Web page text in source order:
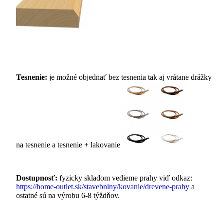
Tesnenie: je možné objednať bez tesnenia tak aj vrátane drážky
na tesnenie a tesnenie + lakovanie
Dostupnosť: fyzicky skladom vedieme prahy viď odkaz:
https://home-outlet.sk/stavebniny/kovanie/drevene-prahy a
ostatné sú na výrobu 6-8 týždňov.